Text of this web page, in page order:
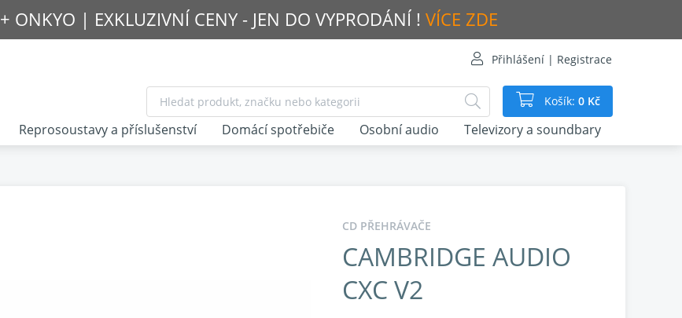
+ ONKYO | EXKLUZIVNÍ CENY - JEN DO VYPRODÁNÍ ! VÍCE ZDE
Přihlášení | Registrace
Košík: 0 Kč
CD PŘEHRÁVAČE
CAMBRIDGE AUDIO
CXC V2
Reprosoustavy a příslušenství Domácí spotřebiče Osobní audio Televizory a soundbary